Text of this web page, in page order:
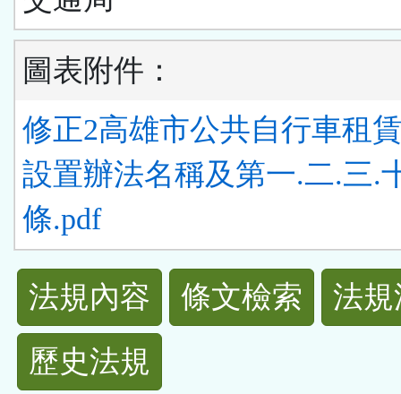
圖表附件：
修正2高雄市公共自行車租
設置辦法名稱及第一.二.三.
條.pdf
法
規
功
法規內容 條文檢索
法
歷史法規